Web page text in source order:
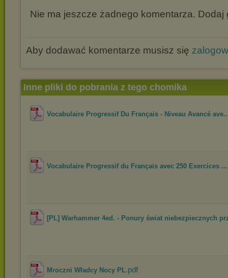
Nie ma jeszcze żadnego komentarza. Dodaj
Aby dodawać komentarze musisz się
Inne pliki do pobrania z tego chomika
Vocabulaire Progressif Du Français - Niveau Avancé
Vocabulaire Progressif du Français avec 250 Exercices ...
[PL] Warhammer 4ed. - Ponury świat niebezpiecznych
Mroczni Władcy Nocy PL.pdf